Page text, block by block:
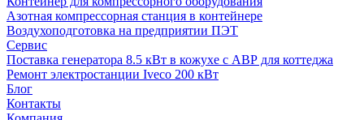
Азотная компрессорная станция в контейнере
Воздухоподготовка на предприятии ПЭТ
Сервис
Поставка генератора 8.5 кВт в кожухе с АВР для коттеджа
Ремонт электростанции Iveco 200 кВт
Блог
Контакты